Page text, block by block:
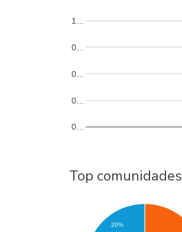
0…
0…
0…
0…
1…
Top comunidades
20%